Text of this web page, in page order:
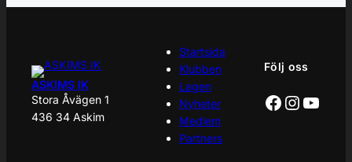
ASKIMS IK
Stora Åvägen 1
436 34 Askim
Startsida
Klubben
Lagen
Nyheter
Medlem
Partners
Följ oss
Facebook